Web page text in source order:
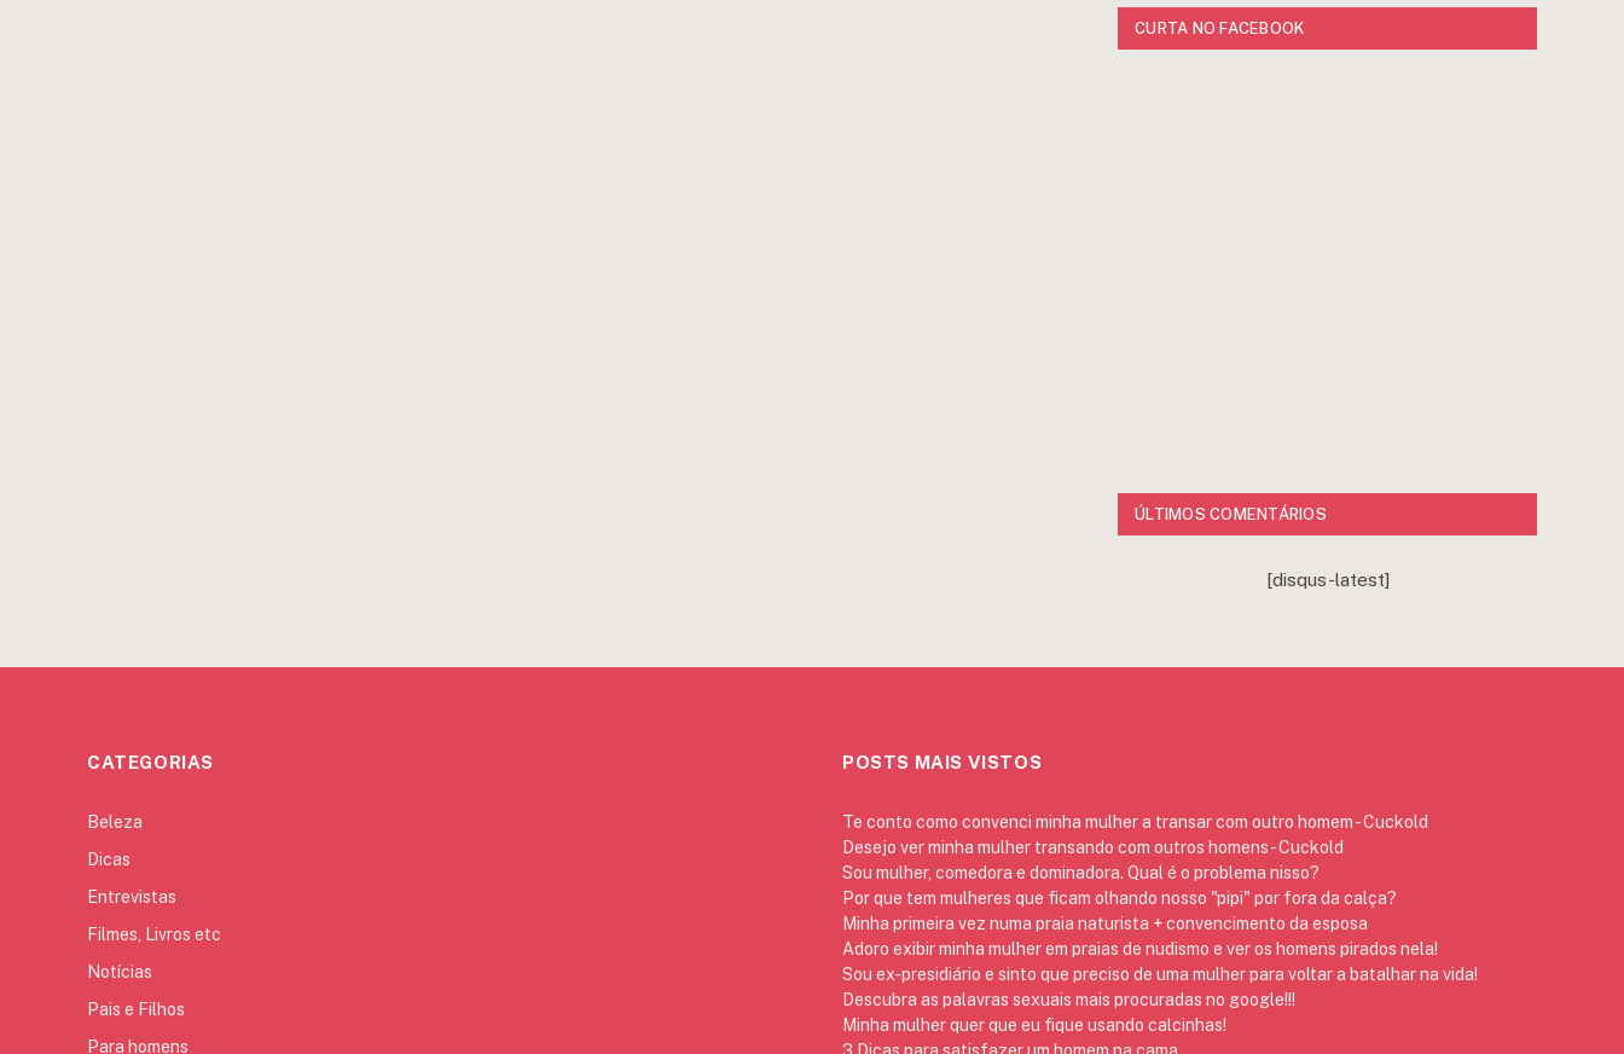
CURTA NO FACEBOOK
ÚLTIMOS COMENTÁRIOS
[disqus-latest]
CATEGORIAS
Beleza
Dicas
Entrevistas
Filmes, Livros etc
Notícias
Pais e Filhos
Para homens
POSTS MAIS VISTOS
Te conto como convenci minha mulher a transar com outro homem - Cuckold
Desejo ver minha mulher transando com outros homens - Cuckold
Sou mulher, comedora e dominadora. Qual é o problema nisso?
Por que tem mulheres que ficam olhando nosso "pipi" por fora da calça?
Minha primeira vez numa praia naturista + convencimento da esposa
Adoro exibir minha mulher em praias de nudismo e ver os homens pirados nela!
Sou ex-presidiário e sinto que preciso de uma mulher para voltar a batalhar na vida!
Descubra as palavras sexuais mais procuradas no google!!!
Minha mulher quer que eu fique usando calcinhas!
3 Dicas para satisfazer um homem na cama